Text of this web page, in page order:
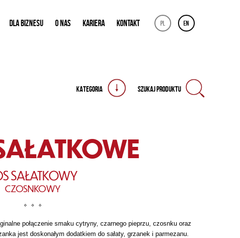
pl en
DLA BIZNESU O NAS KARIERA KONTAKT
KATEGORIA SZUKAJ PRODUKTU
SAŁATKOWY
CZOSNKOWY
połączenie smaku cytryny, czarnego pieprzu, czosnku oraz
jest doskonałym dodatkiem do sałaty, grzanek i parmezanu.